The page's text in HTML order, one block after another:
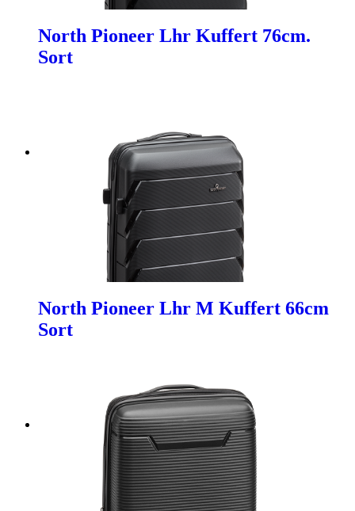
North Pioneer Lhr Kuffert 76cm.
Sort
North Pioneer Lhr M Kuffert 66cm
Sort